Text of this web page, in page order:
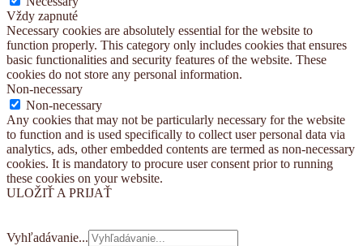
Vždy zapnuté
Necessary cookies are absolutely essential for the website to
function properly. This category only includes cookies that ensures
basic functionalities and security features of the website. These
cookies do not store any personal information.
Non-necessary
Non-necessary
Any cookies that may not be particularly necessary for the website
to function and is used specifically to collect user personal data via
analytics, ads, other embedded contents are termed as non-necessary
cookies. It is mandatory to procure user consent prior to running
these cookies on your website.
ULOŽIŤ A PRIJAŤ
Vyhľadávanie...